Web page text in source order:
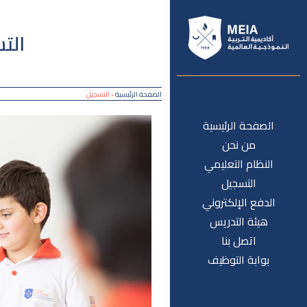
الصفحة الرئيسية
من نحن
النظام التعليمي
التسجيل
الدفع الإلكتروني
هيئة التدريس
اتصل بنا
بوابة التوظيف‎
الصفحة الرئيسية› التسجيل